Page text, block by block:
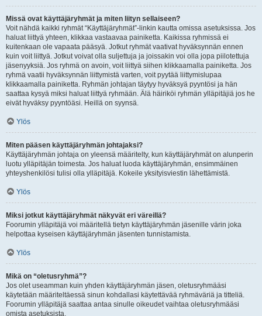
Missä ovat käyttäjäryhmät ja miten liityn sellaiseen?
Voit nähdä kaikki ryhmät “Käyttäjäryhmät”-linkin kautta omissa asetuksissa. Jos
haluat liittyä yhteen, klikkaa vastaavaa painiketta. Kaikissa ryhmissä ei
kuitenkaan ole vapaata pääsyä. Jotkut ryhmät vaativat hyväksynnän ennen
kuin voit liittyä. Jotkut voivat olla suljettuja ja joissakin voi olla jopa piilotettuja
jäsenyyksiä. Jos ryhmä on avoin, voit liittyä siihen klikkaamalla painiketta. Jos
ryhmä vaatii hyväksynnän liittymistä varten, voit pyytää liittymislupaa
klikkaamalla painiketta. Ryhmän johtajan täytyy hyväksyä pyyntösi ja hän
saattaa kysyä miksi haluat liittyä ryhmään. Älä häiriköi ryhmän ylläpitäjiä jos he
eivät hyväksy pyyntöäsi. Heillä on syynsä.
Ylös
Miten pääsen käyttäjäryhmän johtajaksi?
Käyttäjäryhmän johtaja on yleensä määritelty, kun käyttäjäryhmät on alunperin
luotu ylläpitäjän toimesta. Jos haluat luoda käyttäjäryhmän, ensimmäinen
yhteyshenkilösi tulisi olla ylläpitäjä. Kokeile yksityisviestin lähettämistä.
Ylös
Miksi jotkut käyttäjäryhmät näkyvät eri väreillä?
Foorumin ylläpitäjä voi määritellä tietyn käyttäjäryhmän jäsenille värin joka
helpottaa kyseisen käyttäjäryhmän jäsenten tunnistamista.
Ylös
Mikä on “oletusryhmä”?
Jos olet useamman kuin yhden käyttäjäryhmän jäsen, oletusryhmääsi
käytetään määriteltäessä sinun kohdallasi käytettävää ryhmäväriä ja titteliä.
Foorumin ylläpitäjä saattaa antaa sinulle oikeudet vaihtaa oletusryhmääsi
omista asetuksista.